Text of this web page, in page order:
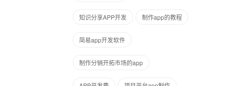
知识分享APP开发 制作app的教程
简易app开发软件
制作分销开拓市场的app